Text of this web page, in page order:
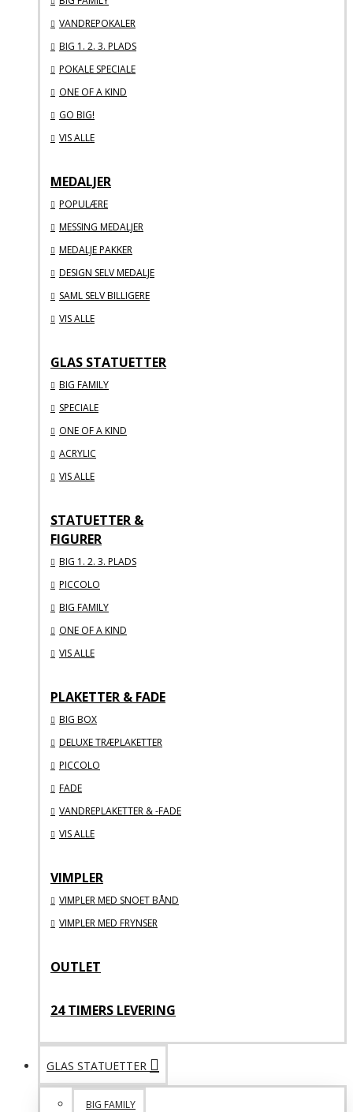
VANDREPOKALER
BIG 1. 2. 3. PLADS
POKALE SPECIALE
ONE OF A KIND
GO BIG!
VIS ALLE
MEDALJER
POPULÆRE
MESSING MEDALJER
MEDALJE PAKKER
DESIGN SELV MEDALJE
SAML SELV BILLIGERE
VIS ALLE
GLAS STATUETTER
BIG FAMILY
SPECIALE
ONE OF A KIND
ACRYLIC
VIS ALLE
STATUETTER &
FIGURER
BIG 1. 2. 3. PLADS
PICCOLO
BIG FAMILY
ONE OF A KIND
VIS ALLE
PLAKETTER & FADE
BIG BOX
DELUXE TRÆPLAKETTER
PICCOLO
FADE
VANDREPLAKETTER & -FADE
VIS ALLE
VIMPLER
VIMPLER MED SNOET BÅND
VIMPLER MED FRYNSER
OUTLET
24 TIMERS LEVERING
GLAS STATUETTER
BIG FAMILY